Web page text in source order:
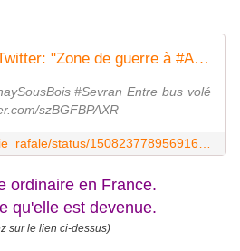
Based France  on Twitter: "Zone de guerre à #AulnaySousBois #Sevran Entre bus volé et bus incendié pic.twitter.com/szBGFBPAXR / Twitter"
#Sevran Entre bus volé
szBGFBPAXR
ordinaire en France.
qu'elle est devenue.
sur le lien ci-dessus)